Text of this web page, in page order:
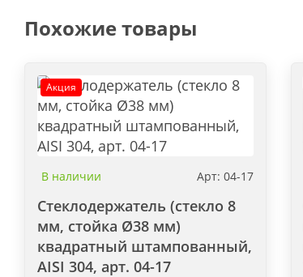
Похожие товары
Акция
В наличии Арт: 04-17
Стеклодержатель (стекло 8
мм, стойка Ø38 мм)
квадратный штампованный,
AISI 304, арт. 04-17